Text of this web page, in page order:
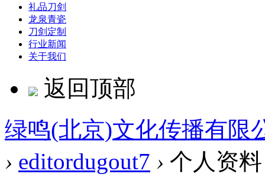
礼品刀剑
龙泉青瓷
刀剑定制
行业新闻
关于我们
返回顶部
绿鸣(北京)文化传播有限
› editordugout7 › 个人资料